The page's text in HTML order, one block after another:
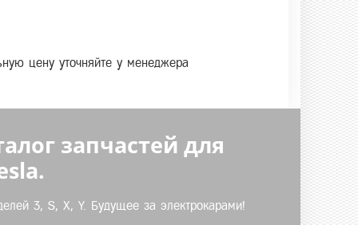
цену уточняйте у менеджера
запчастей для
3, S, X, Y. Будущее за электрокарами!